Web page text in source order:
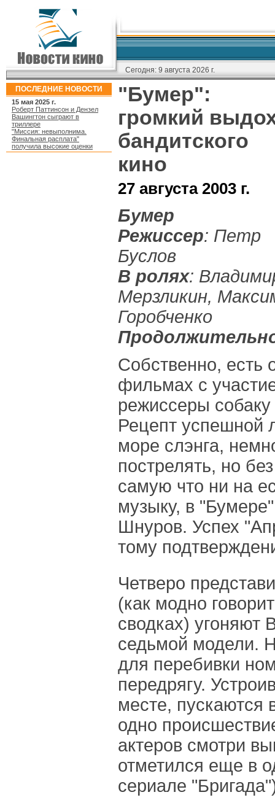
Сегодня: 9 августа 2026 г.
ПОСЛЕДНИЕ НОВОСТИ
15 мая 2025 г.
Роберт Паттинсон и Дензел
Вашингтон сыграют в
триллере
"Миссия: невыполнима.
Финальная расплата"
получила высокие оценки
"Бумер":
громкий
бандитского
кино
27 августа 2003 г.
Бумер
Режиссер: Петр
Буслов
В ролях:
Мерзликин,
Горобченко
Собственно, есть
фильмах с
режиссеры
Рецепт успешной
море слэнга,
пострелять, но
самую что ни на
музыку, в
Шнуров. Успех
тому
Четверо
(как модно
сводках) угоняют
седьмой модели.
для перебивки
передрягу.
месте, пускаются
одно
актеров смотри
отметился еще в
сериале